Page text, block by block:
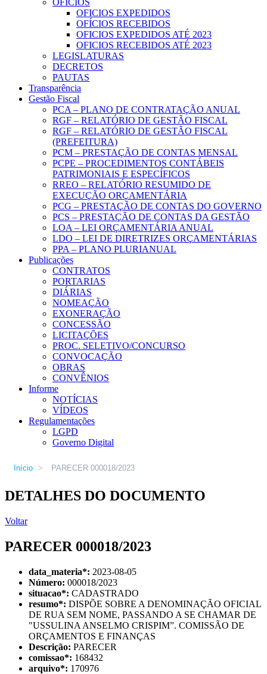
OFICIOS
OFICIOS EXPEDIDOS
OFÍCIOS RECEBIDOS
OFICIOS EXPEDIDOS ATÉ 2023
OFICIOS RECEBIDOS ATÉ 2023
LEGISLATURAS
DECRETOS
PAUTAS
Transparência
Gestão Fiscal
PCA – PLANO DE CONTRATAÇÃO ANUAL
RGF – RELATÓRIO DE GESTÃO FISCAL
RGF – RELATÓRIO DE GESTÃO FISCAL
(PREFEITURA)
PCM – PRESTAÇÃO DE CONTAS MENSAL
PCPE – PROCEDIMENTOS CONTÁBEIS
PATRIMONIAIS E ESPECÍFICOS
RREO – RELATÓRIO RESUMIDO DE
EXECUÇÃO ORÇAMENTÁRIA
PCG – PRESTAÇÃO DE CONTAS DO GOVERNO
PCS – PRESTAÇÃO DE CONTAS DA GESTÃO
LOA – LEI ORÇAMENTÁRIA ANUAL
LDO – LEI DE DIRETRIZES ORÇAMENTÁRIAS
PPA – PLANO PLURIANUAL
Publicações
CONTRATOS
PORTARIAS
DIÁRIAS
NOMEAÇÃO
EXONERAÇÃO
CONCESSÃO
LICITAÇÕES
PROC. SELETIVO/CONCURSO
CONVOCAÇÃO
OBRAS
CONVÊNIOS
Informe
NOTÍCIAS
VÍDEOS
Regulamentações
LGPD
Governo Digital
Início > PARECER 000018/2023
DETALHES DO DOCUMENTO
Voltar
PARECER 000018/2023
data_materia*: 2023-08-05
Número: 000018/2023
situacao*: CADASTRADO
resumo*: DISPÕE SOBRE A DENOMINAÇÃO OFICIAL
DE RUA SEM NOME, PASSANDO A SE CHAMAR DE
"USSULINA ANSELMO CRISPIM”. COMISSÃO DE
ORÇAMENTOS E FINANÇAS
Descrição: PARECER
comissao*: 168432
arquivo*: 170976